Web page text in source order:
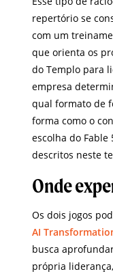
repertório se
com um
que orienta os
do Templo para
empresa
qual formato de
forma como o
escolha do
descritos neste
Onde
Os dois jogos
AI
busca
própria